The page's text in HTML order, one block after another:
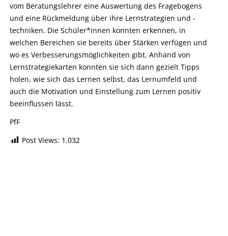
vom Beratungslehrer eine Auswertung des Fragebogens
und eine Rückmeldung über ihre Lernstrategien und -
techniken. Die Schüler*innen konnten erkennen, in
welchen Bereichen sie bereits über Stärken verfügen und
wo es Verbesserungsmöglichkeiten gibt. Anhand von
Lernstrategiekarten konnten sie sich dann gezielt Tipps
holen, wie sich das Lernen selbst, das Lernumfeld und
auch die Motivation und Einstellung zum Lernen positiv
beeinflussen lässt.
PfF
Post Views: 1.032